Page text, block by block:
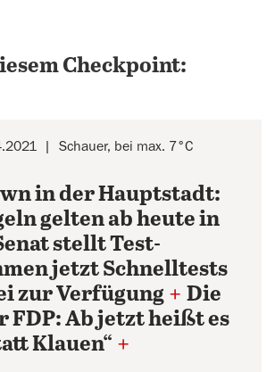
Checkpoint:
Schauer, bei max. 7°C
in der Hauptstadt:
gelten ab heute in
stellt Test-
jetzt Schnelltests
zur Verfügung + Die
FDP: Ab jetzt heißt es
Klauen“ +